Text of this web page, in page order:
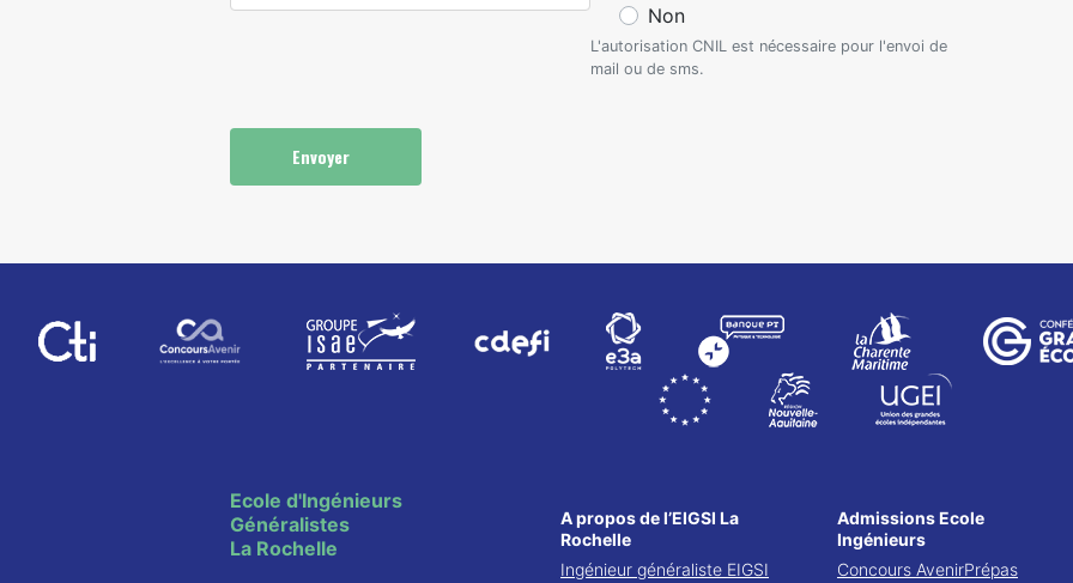
Non
L'autorisation CNIL est nécessaire pour l'envoi de
mail ou de sms.
Envoyer
Ecole d'Ingénieurs
Généralistes
La Rochelle
A propos de l’EIGSI La
Rochelle
Ingénieur généraliste EIGSI
Admissions Ecole
Ingénieurs
Concours AvenirPrépas